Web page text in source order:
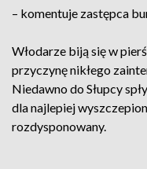
– komentuje zastępca
Włodarze biją się w
przyczynę nikłego
Niedawno do Słupcy
dla najlepiej
rozdysponowany.